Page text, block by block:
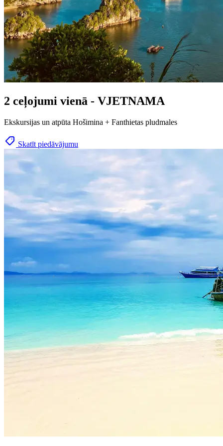
2 ceļojumi vienā - VJETNAMA
Ekskursijas un atpūta Hošimina + Fanthietas pludmales
Skatīt piedāvājumu